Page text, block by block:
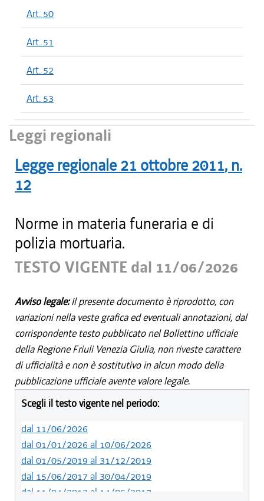
Art. 50
Art. 51
Art. 52
Art. 53
Leggi regionali
Legge regionale 21 ottobre 2011, n.
12
Norme in materia funeraria e di
polizia mortuaria.
TESTO VIGENTE dal 11/06/2026
Avviso legale:Il presente documento è riprodotto, con
variazioni nella veste grafica ed eventuali annotazioni, dal
corrispondente testo pubblicato nel Bollettino ufficiale
della Regione Friuli Venezia Giulia, non riveste carattere
di ufficialità e non è sostitutivo in alcun modo della
pubblicazione ufficiale avente valore legale.
Scegli il testo vigente nel periodo:
dal 11/06/2026
dal 01/01/2026 al 10/06/2026
dal 01/05/2019 al 31/12/2019
dal 15/06/2017 al 30/04/2019
dal 11/04/2013 al 14/06/2017